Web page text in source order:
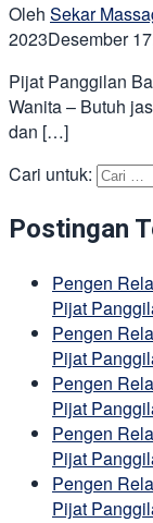
Oleh Sekar
2023Desember
Pijat Panggilan
Wanita – Butuh
dan […]
Cari untuk:
Postingan
Pengen
Pijat
Pengen
Pijat
Pengen
Pijat
Pengen
Pijat
Pengen
Pijat